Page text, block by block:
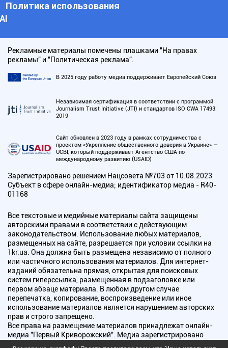
Политика использования
АI
Рекламные материалы помечены плашками "На правах
рекламы" и "Политическая реклама".
В 2025 году работу медиа поддерживает Европейский Союз
Независимая сертификация в соответствии с программой
Journalism Trust Initiative (JTI) и стандартов ISO CWA 17493:
2019
Сайт обновлен в 2023 году в рамках сотрудничества с
проектом «Укрепление общественного доверия в Украине» —
UCBI, который поддерживает Агентство США по
международному развитию (USAID)
Зарегистрировано решением Нацсовета №703 от 10.08.2023
Субъект в сфере онлайн-медиа; идентификатор медиа - R40-
01168
Все текстовые и медийные материалы сайта защищены
авторскими правами в соответствии с действующим
законодательством. Использование любых материалов,
размещенных на сайте, разрешается при условии ссылки на
1kr.ua. Она должна быть размещена независимо от полного
или частичного использования материалов. Для интернет-
изданий обязательна прямая, открытая для поисковых
систем гиперссылка, размещенная в подзаголовке или
первом абзаце материала. В любом другом случае
перепечатка, копирование, воспроизведение или иное
использование материалов является нарушением авторских
прав и строго запрещено.
Все права на размещение материалов принадлежат онлайн-
медиа "Первый Криворожский". Медиа зарегистрировано